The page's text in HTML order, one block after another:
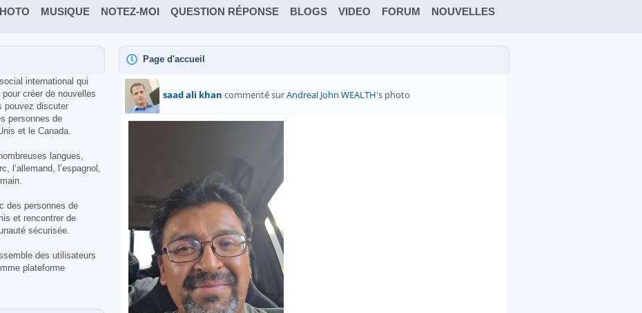
MUSIQUE NOTEZ-MOI QUESTION RÉPONSE BLOGS VIDEO FORUM NOUVELLES
international qui
créer de nouvelles
pouvez discuter
personnes de
et le Canada.
langues,
l’allemand, l’espagnol,
des personnes de
et rencontrer de
sécurisée.
des utilisateurs
plateforme
Page d'accueil
saad ali khan commenté surAndreal John WEALTH's photo